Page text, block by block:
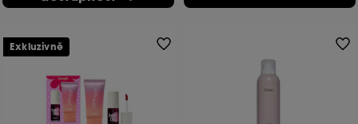
Exkluzivně